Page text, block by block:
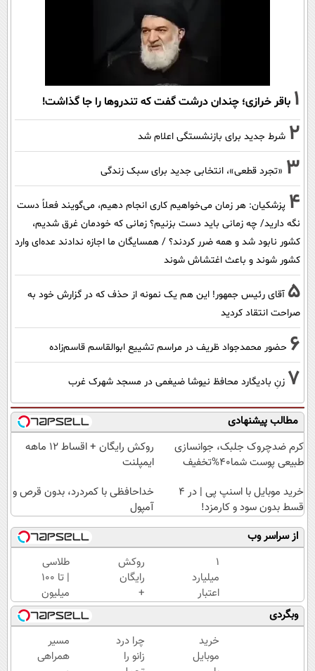
1 باقر خرازی؛ چندان درشت گفت که تندروها را جا گذاشت!
2 شرط جدید برای بازنشستگی اعلام شد
3 «تجرد قطعی»، انتخابی جدید برای سبک زندگی
4 پزشکیان: هر زمان می‌خواهیم کاری انجام دهیم، می‌گویند فعلاً دست
نگه دارید/ چه زمانی باید دست بزنیم؟ زمانی که خودمان غرق شدیم،
کشور نابود شد و همه ضرر کردند؟ / همسایگان ما اجازه ندادند عده‌ای وارد
کشور شوند و باعث اغتشاش شوند
5 آقای رئیس جمهور! این هم یک نمونه از حذف که در گزارش خود به
صراحت انتقاد کردید
6 حضور محمدجواد ظریف در مراسم تشییع ابوالقاسم قاسم‌زاده
7 زنِ بادیگارد محافظ نیوشا ضیغمی در مسجد شهرک غرب
مطالب پیشنهادی
کرم ضدچروک جلبک، جوانسازی
طبیعی پوست شما40%تخفیف
روکش رایگان + اقساط ۱۲ ماهه
ایمپلنت
خرید موبایل با اسنپ پی | در ۴
قسط بدون سود و کارمزد!
خداحافظی با کمردرد، بدون قرص و
آمپول
از سراسر وب
۱
میلیارد
اعتبار
خرید
طلا |
بدون
ضامن
روکش
رایگان
+
اقساط
۱۲
ماهه
ایمپلنت
طلاسی
| تا 100
میلیون
وام
آنی
خرید
طلا💰
وبگردی
خرید
موبایل
چرا درد
زانو را
مسیر
همراهی